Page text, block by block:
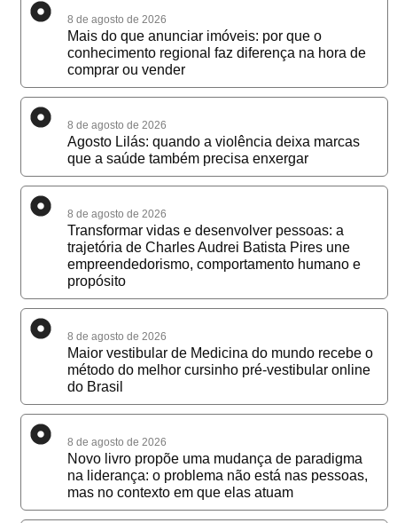
8 de agosto de 2026
Mais do que anunciar imóveis: por que o
conhecimento regional faz diferença na hora de
comprar ou vender
8 de agosto de 2026
Agosto Lilás: quando a violência deixa marcas
que a saúde também precisa enxergar
8 de agosto de 2026
Transformar vidas e desenvolver pessoas: a
trajetória de Charles Audrei Batista Pires une
empreendedorismo, comportamento humano e
propósito
8 de agosto de 2026
Maior vestibular de Medicina do mundo recebe o
método do melhor cursinho pré-vestibular online
do Brasil
8 de agosto de 2026
Novo livro propõe uma mudança de paradigma
na liderança: o problema não está nas pessoas,
mas no contexto em que elas atuam